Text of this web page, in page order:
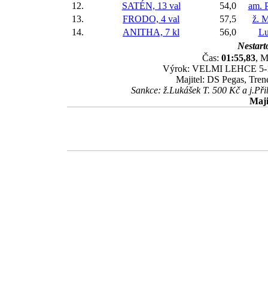
12.
SATÉN, 13 val 54,0
am.
13.
FRODO, 4 val 57,5
ž.
14.
ANITHA, 7 kl 56,0
Čas: 01:55,83,
Výrok: VELMI LEHCE 5-
Majitel: DS Pegas,
Sankce: ž.Lukášek T. 500 Kč a